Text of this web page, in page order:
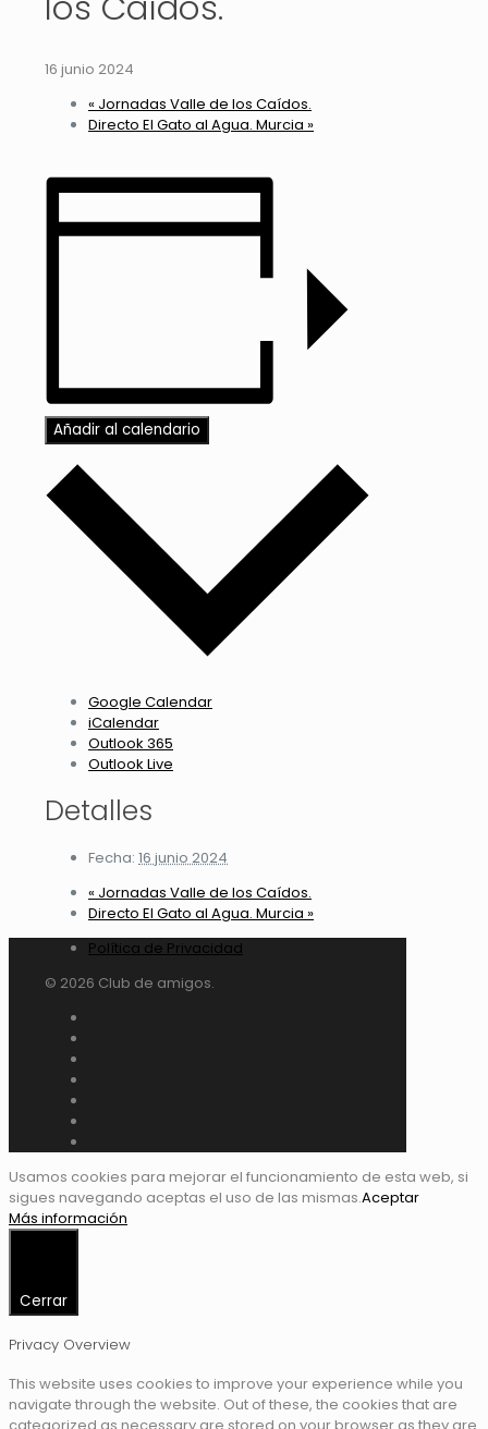
16 junio 2024
« Jornadas Valle de los Caídos.
Directo El Gato al Agua. Murcia »
Añadir al calendario
Google Calendar
iCalendar
Outlook 365
Outlook Live
Detalles
Fecha: 16 junio 2024
« Jornadas Valle de los Caídos.
Directo El Gato al Agua. Murcia »
Política de Privacidad
© 2026 Club de amigos.
Usamos cookies para mejorar el funcionamiento de esta web, si
sigues navegando aceptas el uso de las mismas.Aceptar
Más información
Cerrar
Privacy Overview
This website uses cookies to improve your experience while you
navigate through the website. Out of these, the cookies that are